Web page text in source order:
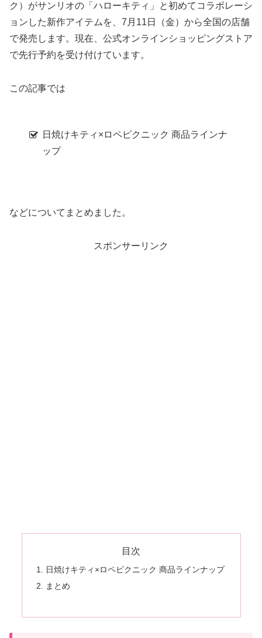
ク）がサンリオの「ハローキティ」と初めてコラボレーシ
ョンした新作アイテムを、7月11日（金）から全国の店舗
で発売します。現在、公式オンラインショッピングストア
で先行予約を受け付けています。
この記事では
日焼けキティ×ロペピクニック 商品ラインナ
ップ
などについてまとめました。
スポンサーリンク
目次
日焼けキティ×ロペピクニック 商品ラインナップ
まとめ